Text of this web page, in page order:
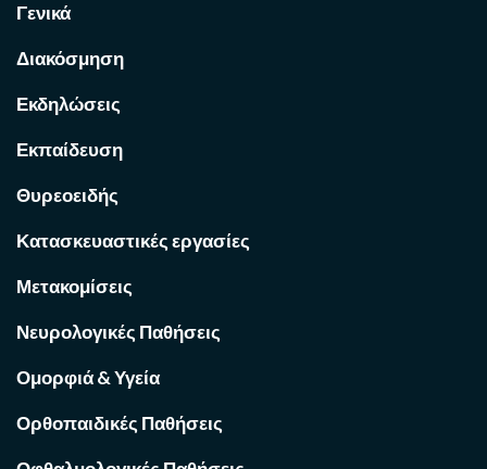
Γενικά
Διακόσμηση
Εκδηλώσεις
Εκπαίδευση
Θυρεοειδής
Κατασκευαστικές εργασίες
Μετακομίσεις
Νευρολογικές Παθήσεις
Ομορφιά & Υγεία
Ορθοπαιδικές Παθήσεις